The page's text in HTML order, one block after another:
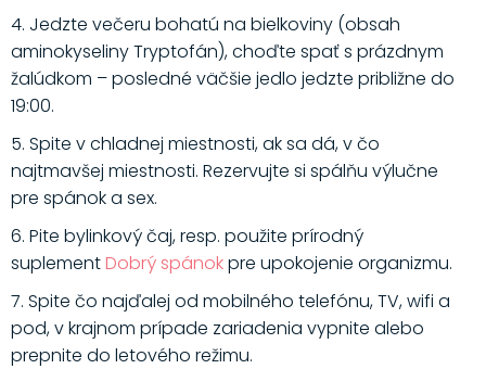
4. Jedzte večeru bohatú na bielkoviny (obsah
aminokyseliny Tryptofán), choďte spať s prázdnym
žalúdkom – posledné väčšie jedlo jedzte približne do
19:00.
5. Spite v chladnej miestnosti, ak sa dá, v čo
najtmavšej miestnosti. Rezervujte si spálňu výlučne
pre spánok a sex.
6. Pite bylinkový čaj, resp. použite prírodný
suplementDobrý spánokpre upokojenie organizmu.
7. Spite čo najďalej od mobilného telefónu, TV, wifi a
pod, v krajnom prípade zariadenia vypnite alebo
prepnite do letového režimu.